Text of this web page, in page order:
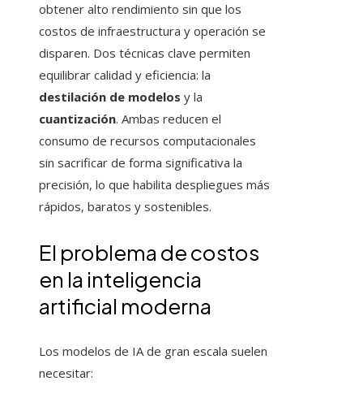
obtener alto rendimiento sin que los
costos de infraestructura y operación se
disparen. Dos técnicas clave permiten
equilibrar calidad y eficiencia: la
destilación de modelos y la
cuantización. Ambas reducen el
consumo de recursos computacionales
sin sacrificar de forma significativa la
precisión, lo que habilita despliegues más
rápidos, baratos y sostenibles.
El problema de costos
en la inteligencia
artificial moderna
Los modelos de IA de gran escala suelen
necesitar: